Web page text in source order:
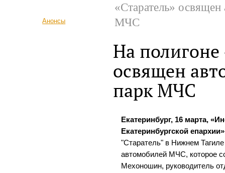
Анонсы
«Старатель»
МЧС
На полигоне
освящен
парк МЧС
Екатеринбург, 16 марта,
Екатеринбургской
"Старатель" в Нижнем
автомобилей МЧС, которое
Мехоношин, руководитель